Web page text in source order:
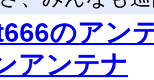
のアン
アンテナ